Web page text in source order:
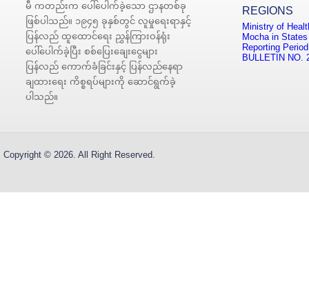
မီ ကတည်းက ပေါ်ပေါက်ခဲ့သော ဌာနတစ်ခု
ဖြစ်ပါသည်။ ၁၉၄၅ ခုနှစ်တွင် လူမှုရေးရာနှင့်
ပြန်လည် ထူထောင်ရေး ညွှန်ကြားဝန်ရုံး
ပေါ်ပေါက်ခဲ့ပြီး စစ်ပြေးချေးငွေများ
ပြန်လည် ကောက်ခံခြင်းနှင့် ပြန်လည်နေရာ
ချထားရေး ကိစ္စရပ်များကို ဆောင်ရွက်ခဲ့
ပါသည်။
REGIONS
Ministry of
Mocha in
Reporting
BULLETIN NO.
Copyright © 2026. All Right Reserved.